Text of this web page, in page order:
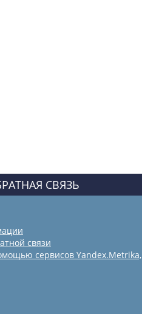
СВЯЗЬ
связи
сервисов Yandex.Metrika,